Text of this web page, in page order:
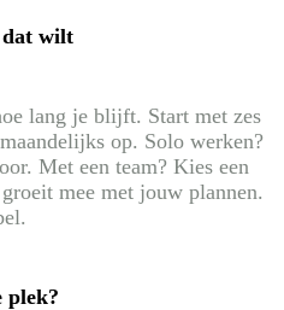
wilt
lang je blijft. Start met zes
op. Solo werken?
Met een team? Kies een
mee met jouw plannen.
plek?